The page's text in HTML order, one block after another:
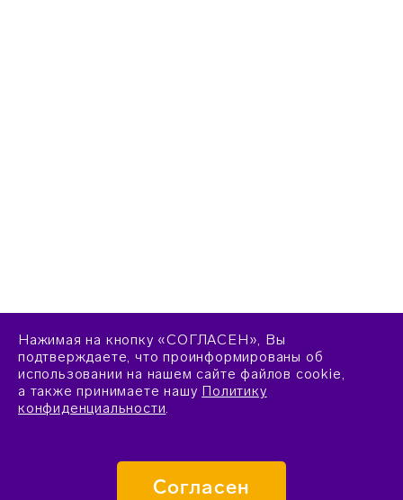
Нажимая на кнопку «СОГЛАСЕН», Вы
подтверждаете, что проинформированы об
использовании на нашем сайте файлов cookie,
а также принимаете нашу Политику
конфиденциальности.
Согласен